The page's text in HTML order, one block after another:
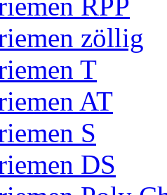
RPP
zöllig
T
AT
S
DS